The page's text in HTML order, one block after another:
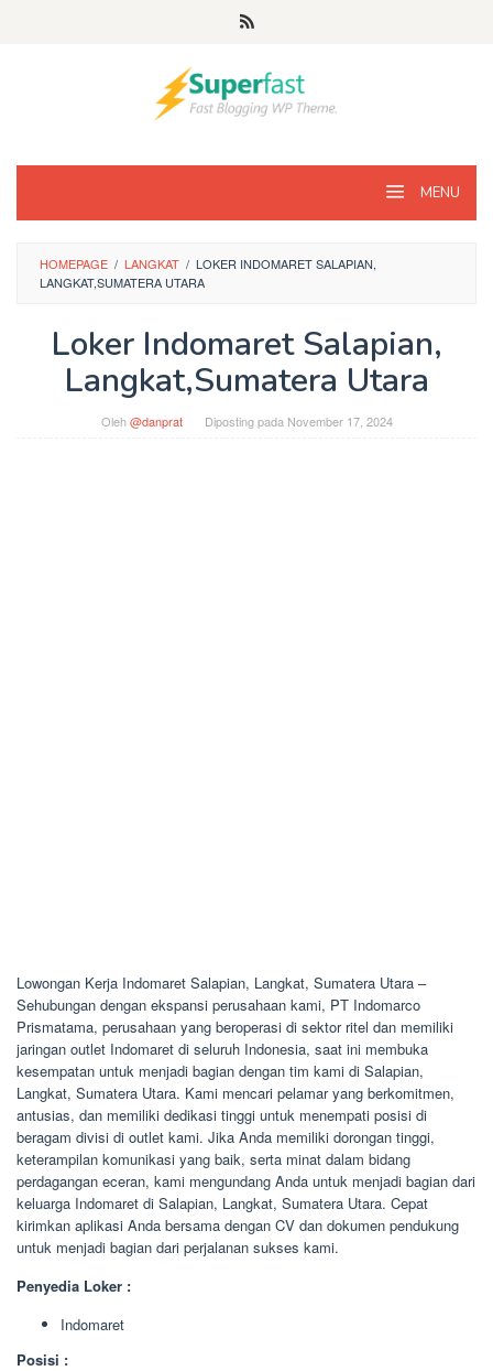
MENU
HOMEPAGE / LANGKAT / LOKER INDOMARET SALAPIAN,
LANGKAT,SUMATERA UTARA
Loker Indomaret Salapian,
Langkat,Sumatera Utara
Oleh@danprat Diposting pada November 17, 2024
Lowongan Kerja Indomaret Salapian, Langkat, Sumatera Utara –
Sehubungan dengan ekspansi perusahaan kami, PT Indomarco
Prismatama, perusahaan yang beroperasi di sektor ritel dan memiliki
jaringan outlet Indomaret di seluruh Indonesia, saat ini membuka
kesempatan untuk menjadi bagian dengan tim kami di Salapian,
Langkat, Sumatera Utara. Kami mencari pelamar yang berkomitmen,
antusias, dan memiliki dedikasi tinggi untuk menempati posisi di
beragam divisi di outlet kami. Jika Anda memiliki dorongan tinggi,
keterampilan komunikasi yang baik, serta minat dalam bidang
perdagangan eceran, kami mengundang Anda untuk menjadi bagian dari
keluarga Indomaret di Salapian, Langkat, Sumatera Utara. Cepat
kirimkan aplikasi Anda bersama dengan CV dan dokumen pendukung
untuk menjadi bagian dari perjalanan sukses kami.
Penyedia Loker :
Indomaret
Posisi :